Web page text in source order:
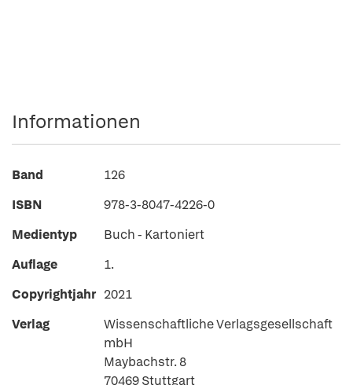
Informationen
Band
126
ISBN
978-3-8047-4226-0
Medientyp
Buch - Kartoniert
Auflage
1.
Copyrightjahr 2021
Verlag
Wissenschaftliche Verlagsgesellschaft
mbH
Maybachstr. 8
70469 Stuttgart